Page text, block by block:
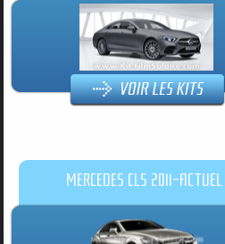
MERCEDES CLS 2011-ACTUEL